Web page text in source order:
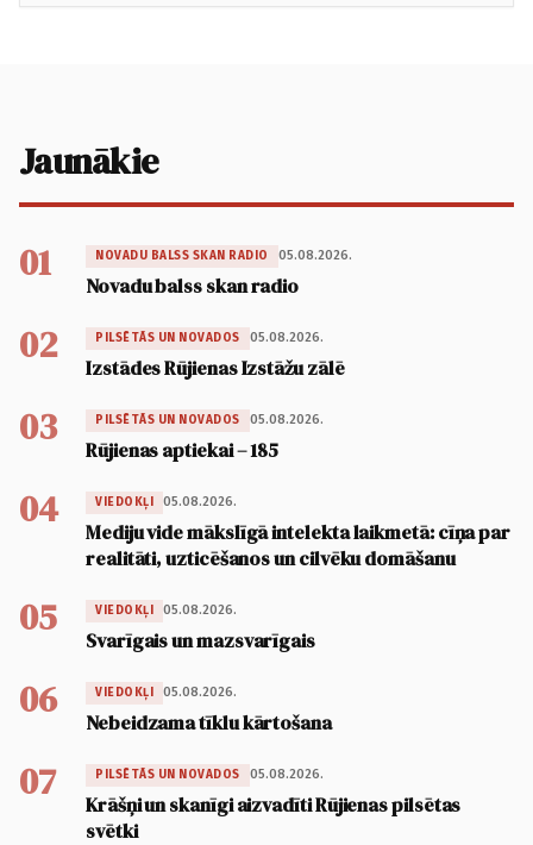
Jaunākie
01 NOVADU BALSS SKAN RADIO 05.08.2026.
Novadu balss skan radio
02 PILSĒTĀS UN NOVADOS 05.08.2026.
Izstādes Rūjienas Izstāžu zālē
03 PILSĒTĀS UN NOVADOS 05.08.2026.
Rūjienas aptiekai – 185
04 VIEDOKĻI 05.08.2026.
Mediju vide mākslīgā intelekta laikmetā: cīņa par
realitāti, uzticēšanos un cilvēku domāšanu
05 VIEDOKĻI 05.08.2026.
Svarīgais un mazsvarīgais
06 VIEDOKĻI 05.08.2026.
Nebeidzama tīklu kārtošana
07 PILSĒTĀS UN NOVADOS 05.08.2026.
Krāšņi un skanīgi aizvadīti Rūjienas pilsētas
svētki